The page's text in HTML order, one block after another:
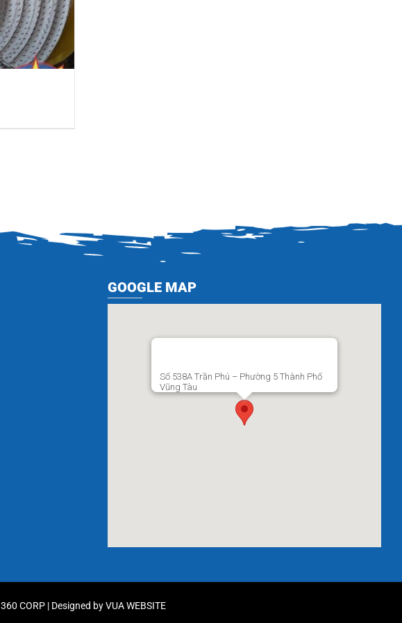
GOOGLE MAP
Số 538A Trần Phú – Phường 5 Thành Phố
Vũng Tàu
360 CORP| Designed byVUA WEBSITE